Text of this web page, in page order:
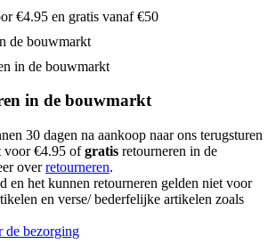
€4.95 en gratis vanaf €50
de bouwmarkt
in de bouwmarkt
in de bouwmarkt
30 dagen na aankoop naar ons terugsturen
voor €4.95 ofgratis retourneren in de
overretourneren.
en het kunnen retourneren gelden niet voor
en verse/ bederfelijke artikelen zoals
de bezorging